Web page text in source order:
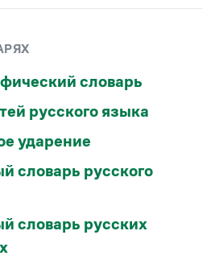
азов до тонкостей
от простого к сложному
словарь
русского языка
ударение
словарь русского
словарь русских